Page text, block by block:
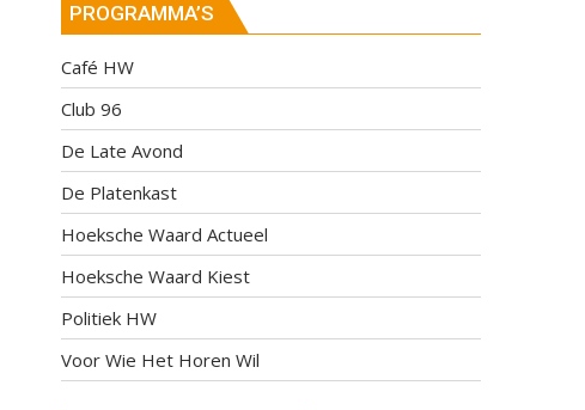
PROGRAMMA’S
Café HW
Club 96
De Late Avond
De Platenkast
Hoeksche Waard Actueel
Hoeksche Waard Kiest
Politiek HW
Voor Wie Het Horen Wil